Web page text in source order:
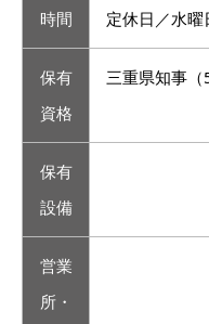
時間 定休日／水曜
保有
資格
三重県知事
保有
設備
営業
所・